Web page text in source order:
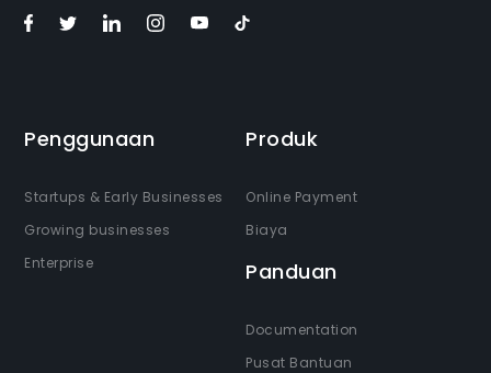
Penggunaan
Startups & Early Businesses
Growing businesses
Enterprise
Produk
Online Payment
Biaya
Panduan
Documentation
Pusat Bantuan